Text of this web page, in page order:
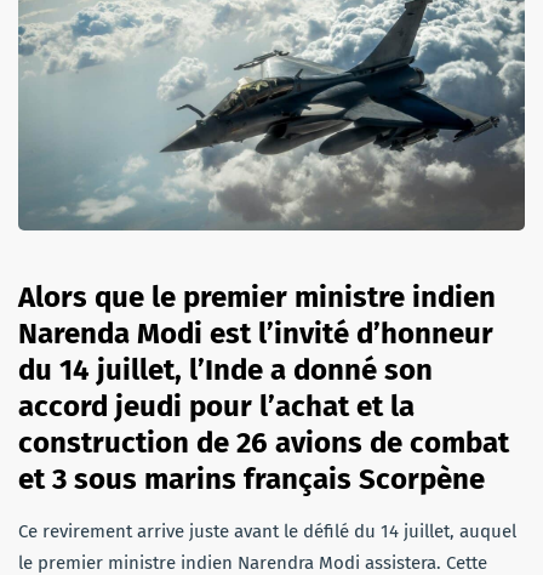
Alors que le premier ministre indien
Narenda Modi est l’invité d’honneur
du 14 juillet, l’Inde a donné son
accord jeudi pour l’achat et la
construction de 26 avions de combat
et 3 sous marins français Scorpène
Ce revirement arrive juste avant le défilé du 14 juillet, auquel
le premier ministre indien Narendra Modi assistera. Cette